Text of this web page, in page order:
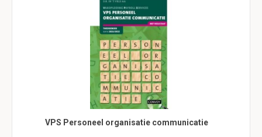
VPS Personeel organisatie communicatie